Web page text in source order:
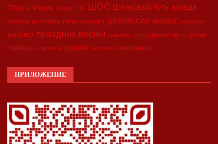
Тайвань Форум Харбин ЧС ШОС Шёлковый путь азиада
встреча выставка гала-концерт двесессии космос медицина
музыка праздник весны синьцзян сотрудничество спутник
тайвань торговля туризм экология экономика
ПРИЛОЖЕНИЕ